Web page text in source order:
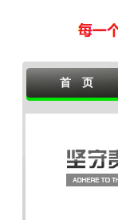
首 页